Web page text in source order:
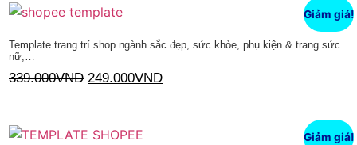
Giảm giá!
Template trang trí shop ngành sắc đẹp, sức khỏe, phụ kiện & trang sức
nữ,…
339.000VND 249.000VND
Giảm giá!